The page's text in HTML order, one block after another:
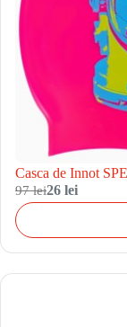
Casca de Innot
97 lei26 lei